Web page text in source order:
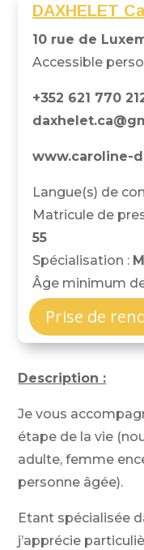
DAXHELET
10 rue de
Accessible
+352 621 770
www.caroline-
Langue(s) de
Matricule de
55
Spécialisation :
Âge minimum
Prise de
Description :
Je vous
étape de la vie
adulte, femme
personne âgée).
Etant spécialisée
j’apprécie